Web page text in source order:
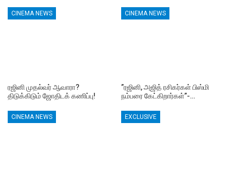
CINEMA NEWS
ரஜினி முதல்வர் ஆவாரா?
திடுக்கிடும் ஜோதிடக் கணிப்பு!
CINEMA NEWS
”ரஜினி, அஜித் ரசிகர்கள் பிஸ்மி
நம்பரை கேட்கிறார்கள்”-…
CINEMA NEWS EXCLUSIVE